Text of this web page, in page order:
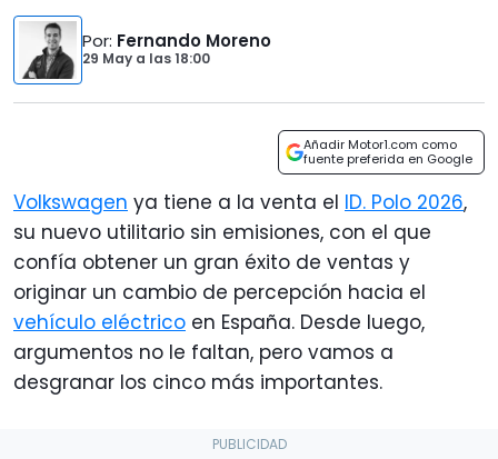
Por: Fernando Moreno
29 May a las18:00
Añadir Motor1.com como
fuente preferida en Google
Volkswagen ya tiene a la venta el ID. Polo 2026,
su nuevo utilitario sin emisiones, con el que
confía obtener un gran éxito de ventas y
originar un cambio de percepción hacia el
vehículo eléctrico en España. Desde luego,
argumentos no le faltan, pero vamos a
desgranar los cinco más importantes.